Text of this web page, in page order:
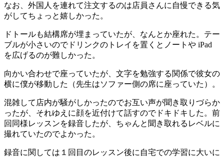
なお、外国人を連れて注文するのは店員さんに自慢できる気
がしてちょっと嬉しかった。
ドトールも結構席が埋まっていたが、なんとか座れた。テー
ブルが小さいのでドリンクのトレイを置くとノートや iPad
を広げるのが難しかった。
向かい合わせで座っていたが、文字を勉強する関係で彼女の
横に僕が移動した（先生はソファー側の席に座っていた）。
混雑して店内が騒がしかったのでお互い声が聞き取りづらか
ったが、それゆえに顔を近付けて話すのでドキドキした。前
回同様レッスンを録音したが、ちゃんと聞き取れるレベルに
撮れていたのでよかった。
録音に関しては１回目のレッスン後に自宅での学習に大いに